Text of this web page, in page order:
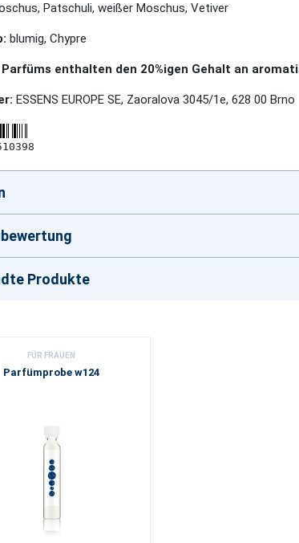
Patschuli, weißer Moschus, Vetiver
blumig, Chypre
Parfüms enthalten den 20%igen Gehalt an
ESSENS EUROPE SE, Zaoralova 3045/1e, 628 00 Brno
Produkte
FÜR FRAUEN
Parfümprobe w124